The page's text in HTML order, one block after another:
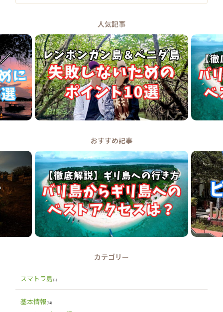
人気記事
おすすめ記事
カテゴリー
スマトラ島(1)
基本情報(34)